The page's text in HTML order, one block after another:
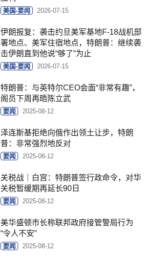
美国-要闻 2026-07-15
伊朗报复：袭击约旦美军基地F-18战机部
署地点、美军住宿地点，特朗普：继续袭
击伊朗直到他说“够了”为止
美国-要闻 2026-07-15
特朗普：与英特尔CEO会面“非常有趣”，
阁员下周再晤陈立武
要闻 2025-08-12
泽连斯基拒绝向俄作出领土让步，特朗
普：非常强烈地反对
要闻 2025-08-12
关税战｜白宫：特朗普签行政命令，对华
关税暂缓期再延长90日
要闻 2025-08-12
美华盛顿市长称联邦政府接管警局行为
“令人不安”
要闻 2025-08-12